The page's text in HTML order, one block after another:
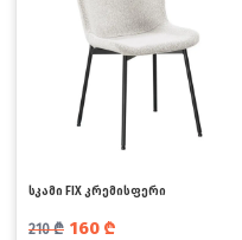
210₾
საწყისი ფასი იყო: 210 ₾.
160 ₾
მიმდინარე ფასია: 160 ₾.
სკამი FIX კრემისფერი